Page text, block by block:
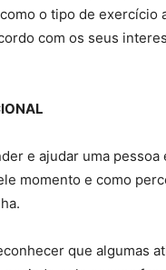
o tipo de exercício
com os seus
e ajudar uma
momento e como
que algumas